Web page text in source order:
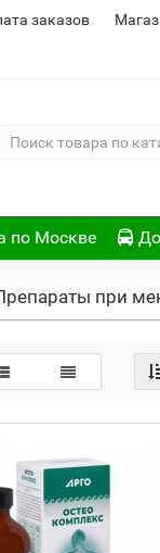
заказов
по Москве
при